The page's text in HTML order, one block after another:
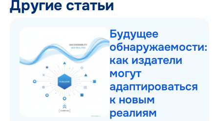
Другие статьи
Будущее
обнаружаемости:
как издатели
могут
адаптироваться
к новым
реалиям